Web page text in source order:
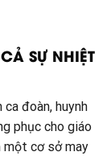
SỰ NHIỆT
ca đoàn, huynh
phục cho giáo
một cơ sở may